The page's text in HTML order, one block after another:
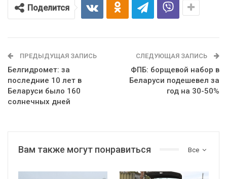
Поделится
ПРЕДЫДУЩАЯ ЗАПИСЬ
Белгидромет: за
последние 10 лет в
Беларуси было 160
солнечных дней
СЛЕДУЮЩАЯ ЗАПИСЬ
ФПБ: борщевой набор в
Беларуси подешевел за
год на 30-50%
Все
Вам также могут понравиться